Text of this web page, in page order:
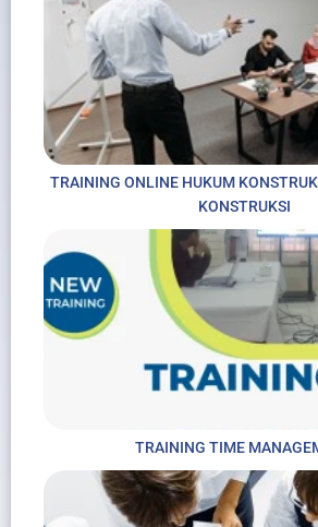
TRAINING ONLINE HUKUM
KONSTRUKSI
TRAINING TIME